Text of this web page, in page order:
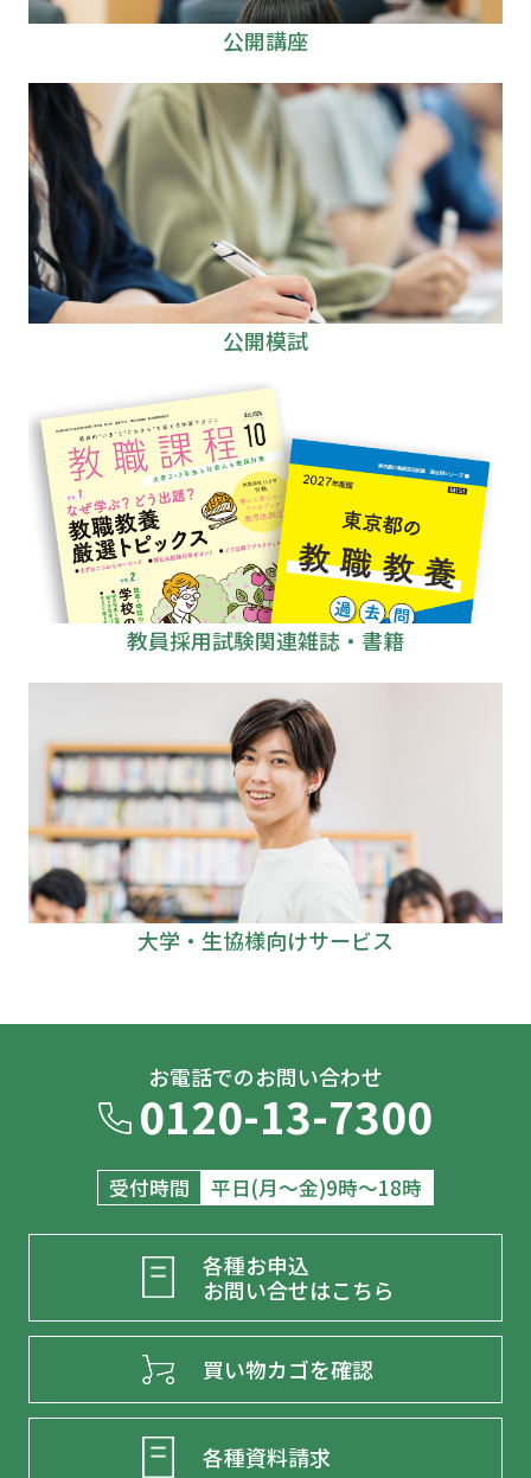
公開講座
公開模試
教員採用試験関連雑誌・書籍
大学・生協様向けサービス
お電話でのお問い合わせ
0120-13-7300
受付時間 平日(月～金)9時～18時
各種お申込
お問い合せはこちら
買い物カゴを確認
各種資料請求